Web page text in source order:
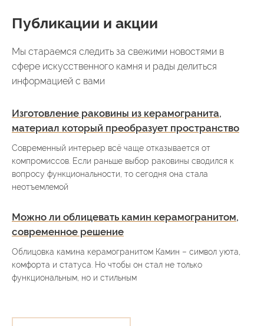
Публикации и акции
Мы стараемся следить за свежими новостями в
сфере искусственного камня и рады делиться
информацией с вами
Изготовление раковины из керамогранита,
материал который преобразует пространство
Современный интерьер всё чаще отказывается от
компромиссов. Если раньше выбор раковины сводился к
вопросу функциональности, то сегодня она стала
неотъемлемой
Можно ли облицевать камин керамогранитом,
современное решение
Облицовка камина керамогранитом Камин – символ уюта,
комфорта и статуса. Но чтобы он стал не только
функциональным, но и стильным